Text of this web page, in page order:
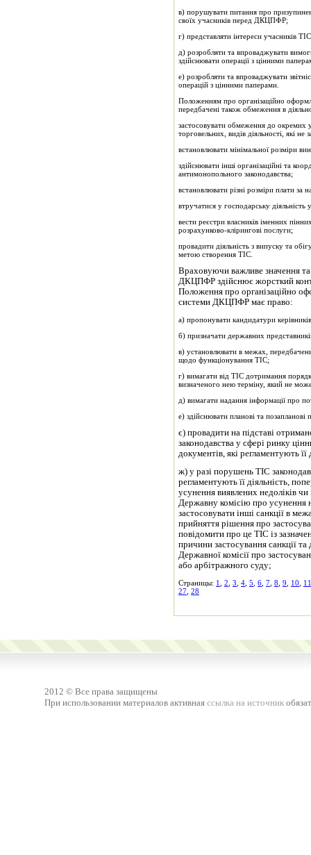
в) порушувати питання про
своїх учасників перед ДКЦПФР;
г) представляти інтереси учасників
д) розробляти та впроваджувати
здійснювати операції з цінними
е) розробляти та впроваджувати
операцій з цінними паперами.
Положенням про організаційно
передбачені також обме­ження в
застосовувати обмеження до окремих
торговельних, видів діяльності, які не
встановлювати мінімальної розміри
здійснювати інші організаційні та
антимонопольного законодавства;
встановлювати різні розміри плати за
втручатися у господарську діяльність
вести реєстри власників іменних
розрахунково-клірингові послуги;
провадити діяльність з випуску та
метою створення ТІС.
Враховуючи важливе значення
ДКЦПФР здійснює жорсткий
Положення про організаційно
системи ДКЦПФР має право:
а) пропонувати кандидатури
б) призначати державних
в) установлювати в межах,
щодо функціонування ТІС;
г) вимагати від ТІС дотримання
визначеного нею терміну, який не
д) вимагати надання інформації про
е) здійснювати планові та позапланові
є) провадити на підставі
законодавства у сфері ринку
документів, які регламен­тують її
ж) у разі порушень ТІС
регламентують її діяльність,
усунення виявлених недоліків
Державну комісію про усунення
застосовувати інші санкції в
прийняття рішення про
повідомити про це ТІС із
причини застосування санкції
Державної комісії про
або арбітражного суду;
Страницы: 1 2 3 4 5 6 7 8 9 10
11
27 28
2012 © Все права защищены
При использовании материалов активная ссылка на источник